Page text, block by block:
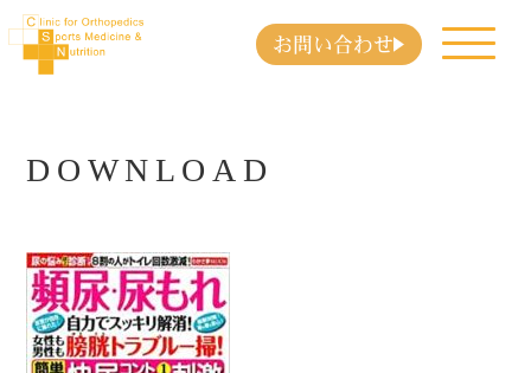
お問い合わせ
DOWNLOAD